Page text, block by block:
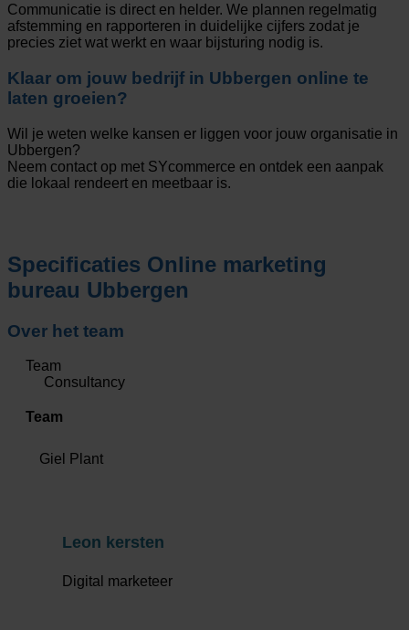
Communicatie is direct en helder. We plannen regelmatig
afstemming en rapporteren in duidelijke cijfers zodat je
precies ziet wat werkt en waar bijsturing nodig is.
Klaar om jouw bedrijf in Ubbergen online te
laten groeien?
Wil je weten welke kansen er liggen voor jouw organisatie in
Ubbergen?
Neem contact op met SYcommerce en ontdek een aanpak
die lokaal rendeert en meetbaar is.
Specificaties Online marketing
bureau Ubbergen
Over het team
Team
Consultancy
Team
Giel Plant
Leon kersten
Digital marketeer